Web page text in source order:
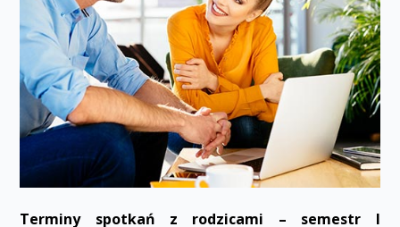
Terminy spotkań z rodzicami – semestr I